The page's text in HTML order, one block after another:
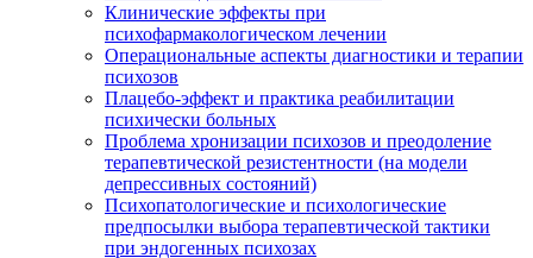
Клинические эффекты при
психофармакологическом лечении
Операциональные аспекты диагностики и терапии
психозов
Плацебо-эффект и практика реабилитации
психически больных
Проблема хронизации психозов и преодоление
терапевтической резистентности (на модели
депрессивных состояний)
Психопатологические и психологические
предпосылки выбора терапевтической тактики
при эндогенных психозах